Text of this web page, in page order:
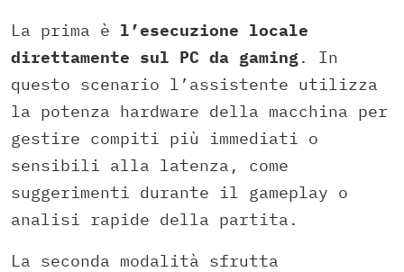
La prima è l’esecuzione locale
direttamente sul PC da gaming . In
questo scenario l’assistente utilizza
la potenza hardware della macchina per
gestire compiti più immediati o
sensibili alla latenza, come
suggerimenti durante il gameplay o
analisi rapide della partita.
La seconda modalità sfrutta